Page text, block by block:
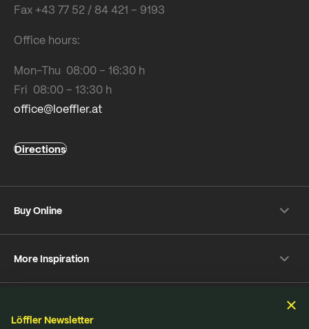
Fax +43 77 52 / 84 421 – 9193
Office hours:
Mon-Thu 08:00 – 16:30 h
Fri 08:00 – 13:30 h
office@loeffler.at
Directions
Buy Online
Returns
Customer information
Online-Dispute Resolution Platform
More Inspiration
Löffler Newsletter